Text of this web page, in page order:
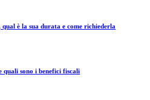
qual è la sua durata e come richiederla
quali sono i benefici fiscali